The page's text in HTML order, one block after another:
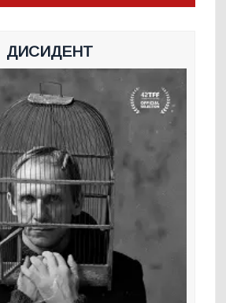
ДИСИДЕНТ